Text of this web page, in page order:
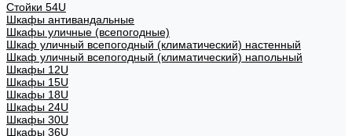
Стойки 54U
Шкафы антивандальные
Шкафы уличные (всепогодные)
Шкаф уличный всепогодный (климатический) настенный
Шкаф уличный всепогодный (климатический) напольный
Шкафы 12U
Шкафы 15U
Шкафы 18U
Шкафы 24U
Шкафы 30U
Шкафы 36U